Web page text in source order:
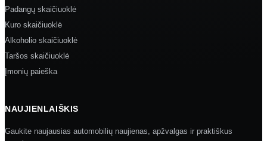
Padangų skaičiuoklė
Kuro skaičiuoklė
Alkoholio skaičiuoklė
Taršos skaičiuoklė
Įmonių paieška
NAUJIENLAIŠKIS
Gaukite naujausias automobilių naujienas, apžvalgas ir praktiškus